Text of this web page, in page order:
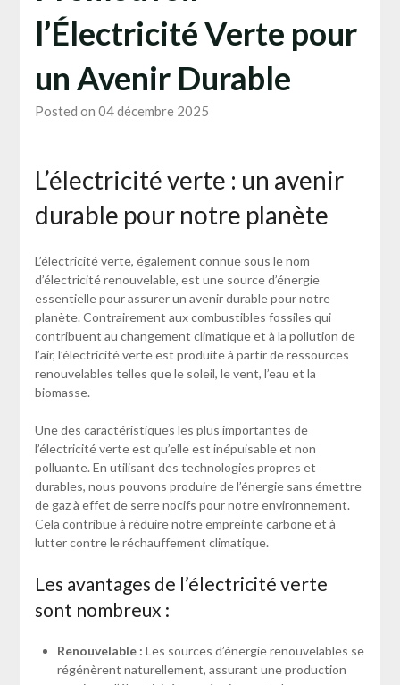
l’Électricité Verte pour
un Avenir Durable
Posted on 04 décembre 2025
L’électricité verte : un avenir
durable pour notre planète
L’électricité verte, également connue sous le nom
d’électricité renouvelable, est une source d’énergie
essentielle pour assurer un avenir durable pour notre
planète. Contrairement aux combustibles fossiles qui
contribuent au changement climatique et à la pollution de
l’air, l’électricité verte est produite à partir de ressources
renouvelables telles que le soleil, le vent, l’eau et la
biomasse.
Une des caractéristiques les plus importantes de
l’électricité verte est qu’elle est inépuisable et non
polluante. En utilisant des technologies propres et
durables, nous pouvons produire de l’énergie sans émettre
de gaz à effet de serre nocifs pour notre environnement.
Cela contribue à réduire notre empreinte carbone et à
lutter contre le réchauffement climatique.
Les avantages de l’électricité verte
sont nombreux :
Renouvelable : Les sources d’énergie renouvelables se
régénèrent naturellement, assurant une production